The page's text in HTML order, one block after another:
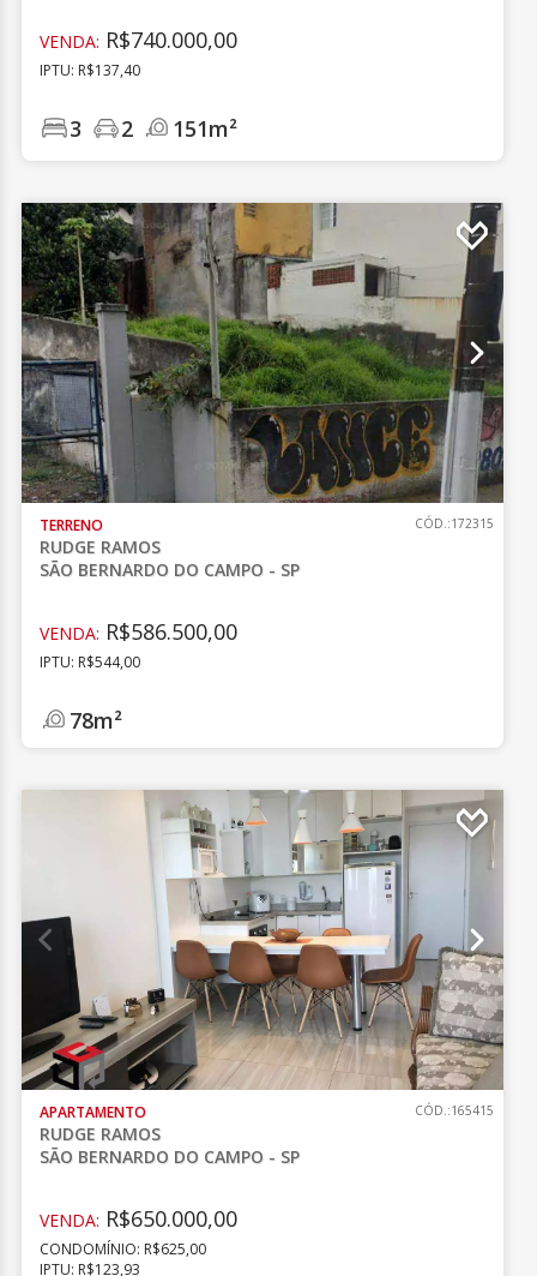
VENDA: R$740.000,00
IPTU: R$137,40
3 2 151m²
TERRENO
RUDGE RAMOS
SÃO BERNARDO DO CAMPO - SP
CÓD.:172315
VENDA: R$586.500,00
IPTU: R$544,00
78m²
APARTAMENTO
RUDGE RAMOS
SÃO BERNARDO DO CAMPO - SP
CÓD.:165415
VENDA: R$650.000,00
CONDOMÍNIO: R$625,00
IPTU: R$123,93